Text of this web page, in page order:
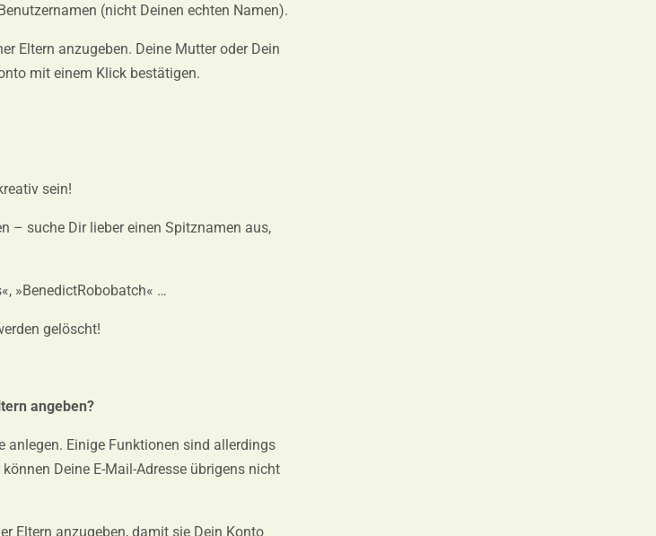
(nicht Deinen echten Namen).
Eltern anzugeben. Deine Mutter oder Dein
mit einem Klick bestätigen.
sein!
– suche Dir lieber einen Spitznamen aus,
»BenedictRobobatch« …
gelöscht!
angeben?
anlegen. Einige Funktionen sind allerdings
Deine E-Mail-Adresse übrigens nicht
Eltern anzugeben, damit sie Dein Konto